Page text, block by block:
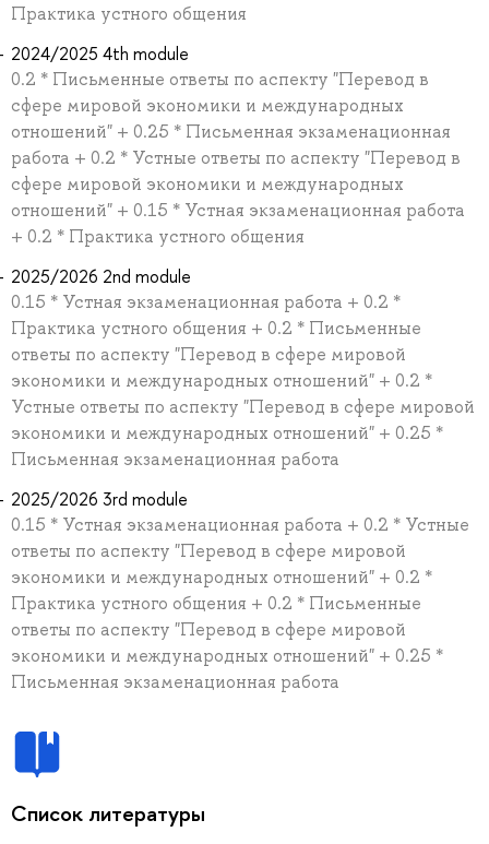
Практика устного общения
2024/2025 4th module
0.2 * Письменные ответы по аспекту "Перевод в
сфере мировой экономики и международных
отношений" + 0.25 * Письменная экзаменационная
работа + 0.2 * Устные ответы по аспекту "Перевод в
сфере мировой экономики и международных
отношений" + 0.15 * Устная экзаменационная работа
+ 0.2 * Практика устного общения
2025/2026 2nd module
0.15 * Устная экзаменационная работа + 0.2 *
Практика устного общения + 0.2 * Письменные
ответы по аспекту "Перевод в сфере мировой
экономики и международных отношений" + 0.2 *
Устные ответы по аспекту "Перевод в сфере мировой
экономики и международных отношений" + 0.25 *
Письменная экзаменационная работа
2025/2026 3rd module
0.15 * Устная экзаменационная работа + 0.2 * Устные
ответы по аспекту "Перевод в сфере мировой
экономики и международных отношений" + 0.2 *
Практика устного общения + 0.2 * Письменные
ответы по аспекту "Перевод в сфере мировой
экономики и международных отношений" + 0.25 *
Письменная экзаменационная работа
Список литературы